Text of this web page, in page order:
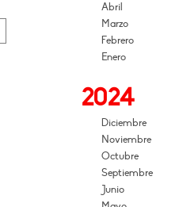
Abril
Marzo
Febrero
Enero
2024
Diciembre
Noviembre
Octubre
Septiembre
Junio